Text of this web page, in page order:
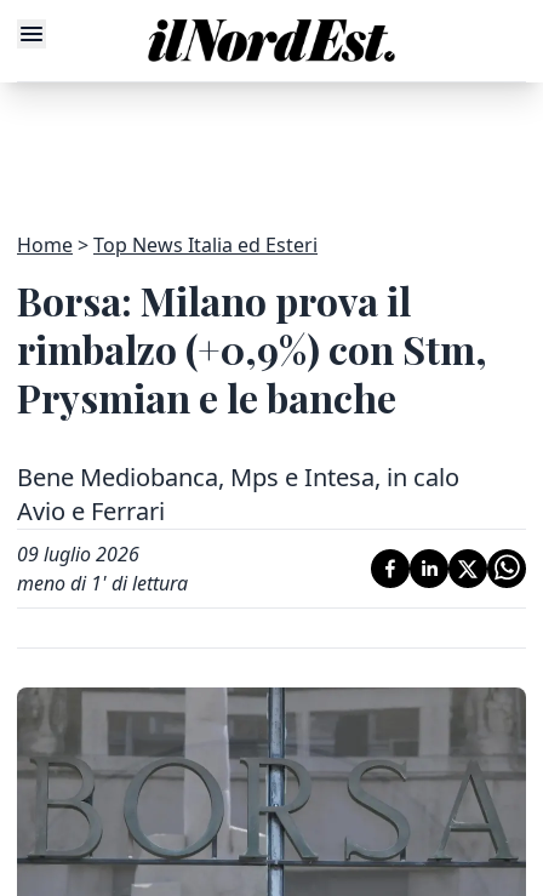
Home Top News Italia ed Esteri
Borsa: Milano prova il
rimbalzo (+0,9%) con Stm,
Prysmian e le banche
Bene Mediobanca, Mps e Intesa, in calo
Avio e Ferrari
09 luglio 2026
meno di 1' di lettura